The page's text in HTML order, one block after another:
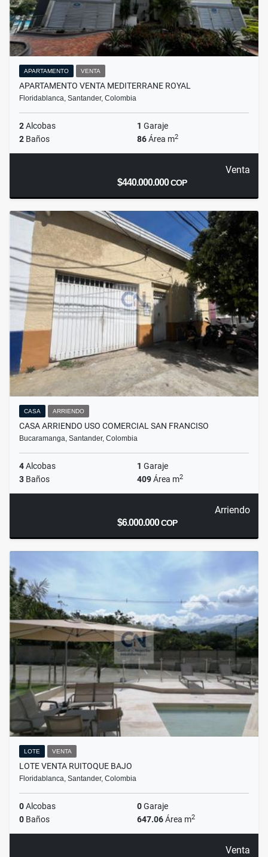
APARTAMENTO VENTA
APARTAMENTO VENTA MEDITERRANE ROYAL
Floridablanca, Santander, Colombia
2Alcobas 1 Garaje
2 Baños 86Área m2
Venta
$440.000.000COP
CASA ARRIENDO
CASA ARRIENDO USO COMERCIAL SAN FRANCISO
Bucaramanga, Santander, Colombia
4Alcobas 1 Garaje
3 Baños 409Área m2
Arriendo
$6.000.000COP
LOTE VENTA
LOTE VENTA RUITOQUE BAJO
Floridablanca, Santander, Colombia
0Alcobas 0Garaje
0 Baños 647.06Área m2
Venta